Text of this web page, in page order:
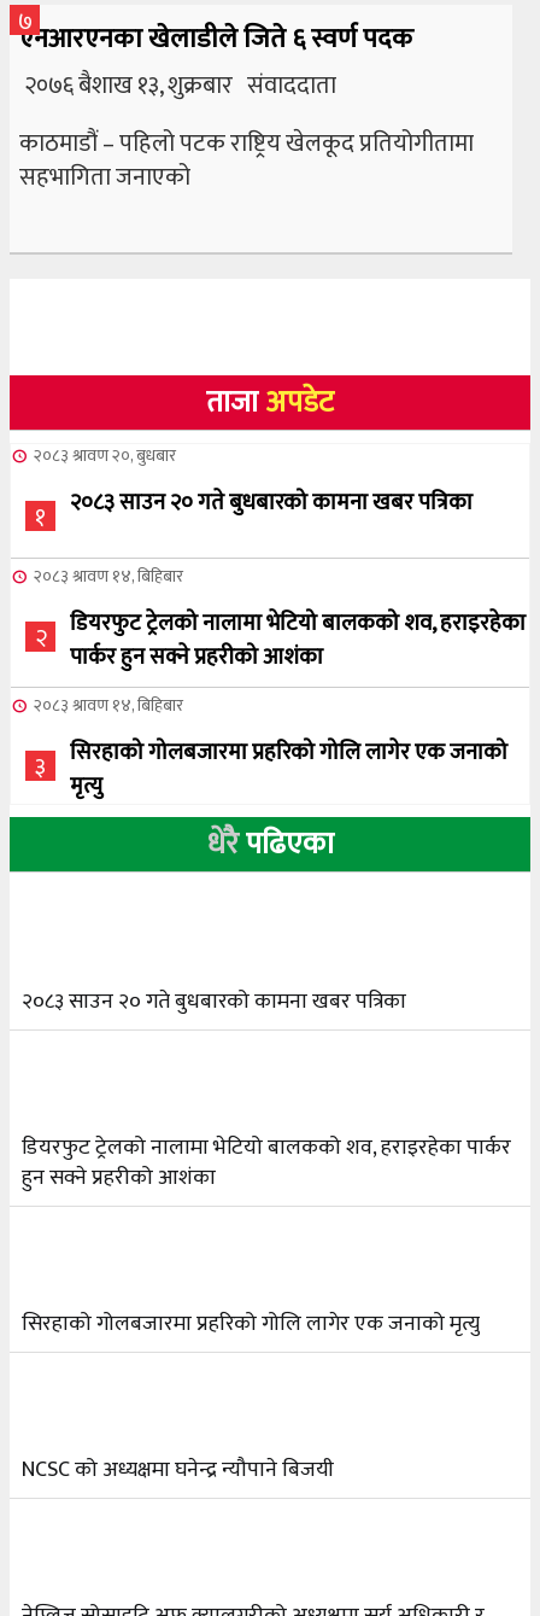
७
एनआरएनका खेलाडीले जिते ६ स्वर्ण पदक
२०७६ बैशाख १३, शुक्रबार संवाददाता
काठमाडौं – पहिलो पटक राष्ट्रिय खेलकूद प्रतियोगीतामा
सहभागिता जनाएको
ताजाअपडेट
२०८३ श्रावण २०, बुधबार
१ २०८३ साउन २० गते बुधबारको कामना खबर पत्रिका
२०८३ श्रावण १४, बिहिबार
२
डियरफुट ट्रेलको नालामा भेटियो बालकको शव, हराइरहेका
पार्कर हुन सक्ने प्रहरीको आशंका
२०८३ श्रावण १४, बिहिबार
३
सिरहाको गोलबजारमा प्रहरिको गोलि लागेर एक जनाको
मृत्यु
NCSC को अध्यक्षमा घनेन्द्र न्यौपाने बिजयी
५
नेप्लिज सोसाइटि अफ क्यालगरीको अध्यक्षमा सूर्य
अधिकारी र घनेन्द्र न्यौपाने भिड्दै
६ २०८३ काउन ६ गते बुधबारको कामना खबर पत्रिका
२०८३ श्रावण ३, आईतबार
२०८३ श्रावण २, शनिबार
धेरैपढिएका
२०८३ साउन २० गते बुधबारको कामना खबर पत्रिका
डियरफुट ट्रेलको नालामा भेटियो बालकको शव, हराइरहेका पार्कर
हुन सक्ने प्रहरीको आशंका
सिरहाको गोलबजारमा प्रहरिको गोलि लागेर एक जनाको मृत्यु
NCSC को अध्यक्षमा घनेन्द्र न्यौपाने बिजयी